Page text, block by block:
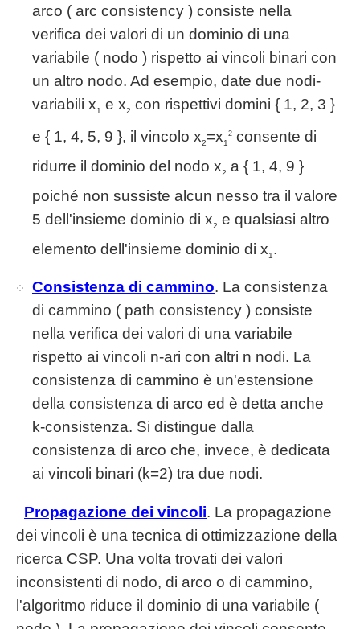
arco ( arc consistency ) consiste nella
verifica dei valori di un dominio di una
variabile ( nodo ) rispetto ai vincoli binari con
un altro nodo. Ad esempio, date due nodi-
variabili x1 e x2 con rispettivi domini { 1, 2, 3 }
e { 1, 4, 5, 9 }, il vincolo x2=x1
2 consente di
ridurre il dominio del nodo x2 a { 1, 4, 9 }
poiché non sussiste alcun nesso tra il valore
5 dell'insieme dominio di x2 e qualsiasi altro
elemento dell'insieme dominio di x1 .
Consistenza di cammino. La consistenza
di cammino ( path consistency ) consiste
nella verifica dei valori di una variabile
rispetto ai vincoli n-ari con altri n nodi. La
consistenza di cammino è un'estensione
della consistenza di arco ed è detta anche
k-consistenza. Si distingue dalla
consistenza di arco che, invece, è dedicata
ai vincoli binari (k=2) tra due nodi.
Propagazione dei vincoli. La propagazione
dei vincoli è una tecnica di ottimizzazione della
ricerca CSP. Una volta trovati dei valori
inconsistenti di nodo, di arco o di cammino,
l'algoritmo riduce il dominio di una variabile (